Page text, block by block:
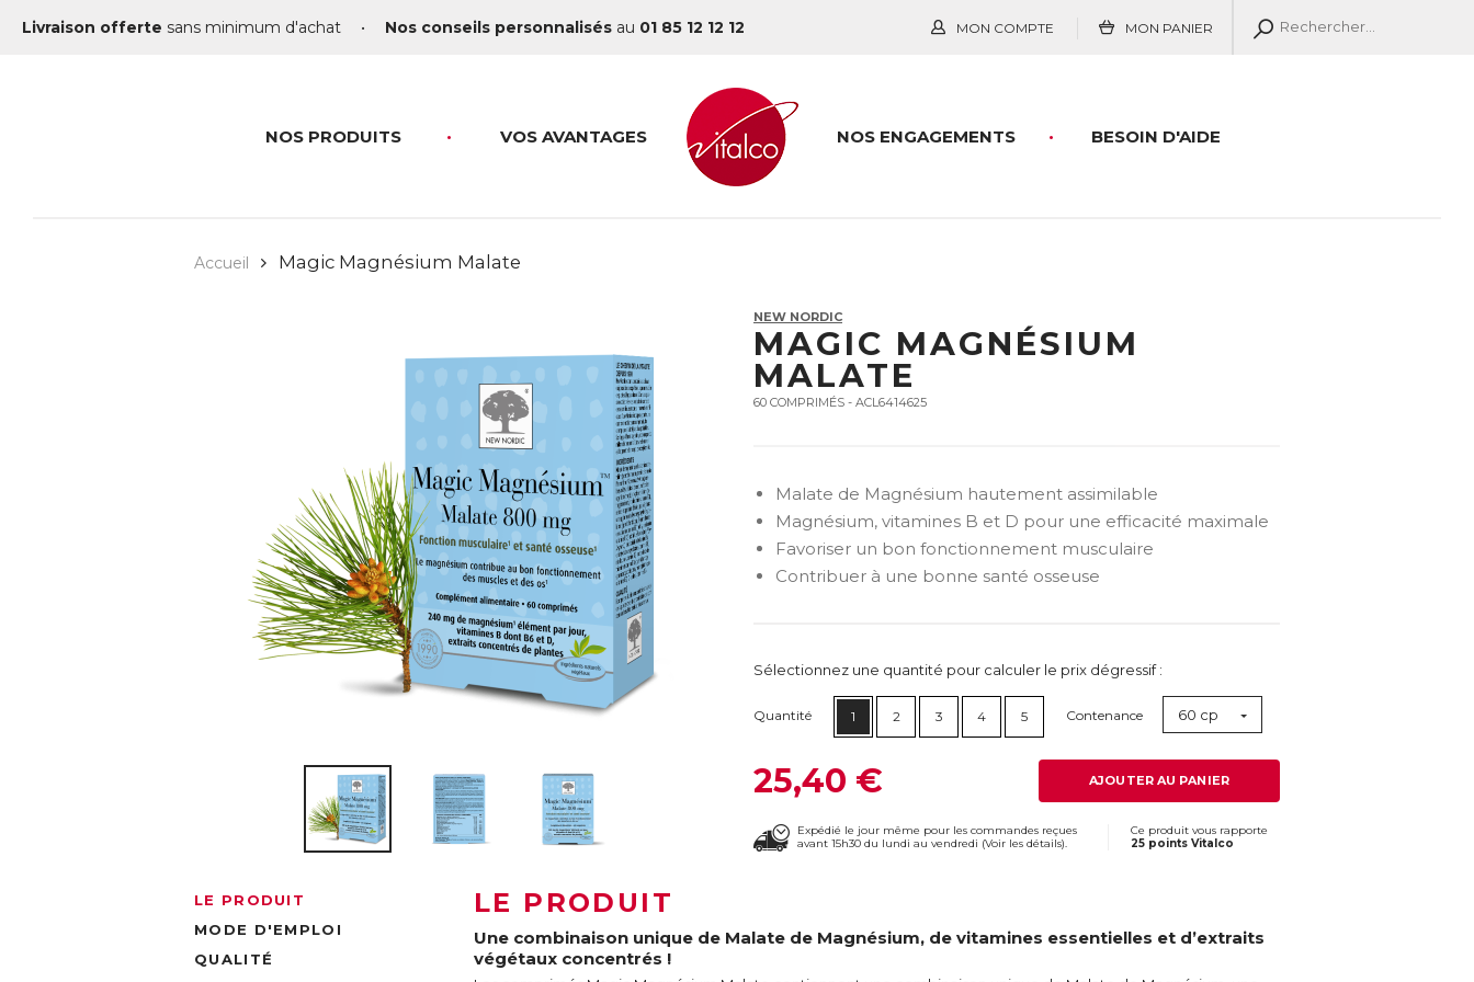
Livraison offerte sans minimum d'achat • Nos conseils personnalisés au 01 85 12 12 12 MON COMPTE MON PANIER
NOS PRODUITS VOS AVANTAGES BESOIN D'AIDE
NOS ENGAGEMENTS
Accueil Magic Magnésium Malate
NEW NORDIC
MAGIC MAGNÉSIUM
MALATE
60 COMPRIMÉS - ACL6414625
Malate de Magnésium hautement assimilable
Magnésium, vitamines B et D pour une efficacité maximale
Favoriser un bon fonctionnement musculaire
Contribuer à une bonne santé osseuse
Sélectionnez une quantité pour calculer le prix dégressif :
Quantité 1 2 3 4 5 Contenance 60 cp
25,40 € AJOUTER AU PANIER
Expédié le jour même pour les commandes reçues
avant 15h30 du lundi au vendredi (Voir les détails).
Ce produit vous rapporte
25 points Vitalco
LE PRODUIT
MODE D'EMPLOI
QUALITÉ
LE PRODUIT
Une combinaison unique de Malate de Magnésium, de vitamines essentielles et d’extraits
végétaux concentrés !